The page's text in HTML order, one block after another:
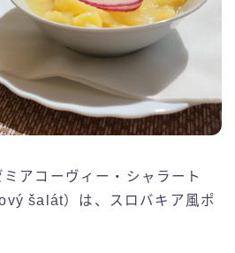
アコーヴィー・シャラート
šalát）は、スロバキア風ポ